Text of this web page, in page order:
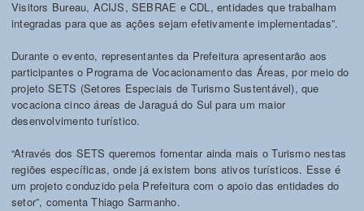
Visitors Bureau, ACIJS, SEBRAE e CDL, entidades que trabalham
integradas para que as ações sejam efetivamente implementadas”.
Durante o evento, representantes da Prefeitura apresentarão aos
participantes o Programa de Vocacionamento das Áreas, por meio do
projeto SETS (Setores Especiais de Turismo Sustentável), que
vocaciona cinco áreas de Jaraguá do Sul para um maior
desenvolvimento turístico.
“Através dos SETS queremos fomentar ainda mais o Turismo nestas
regiões específicas, onde já existem bons ativos turísticos. Esse é
um projeto conduzido pela Prefeitura com o apoio das entidades do
setor”, comenta Thiago Sarmanho.